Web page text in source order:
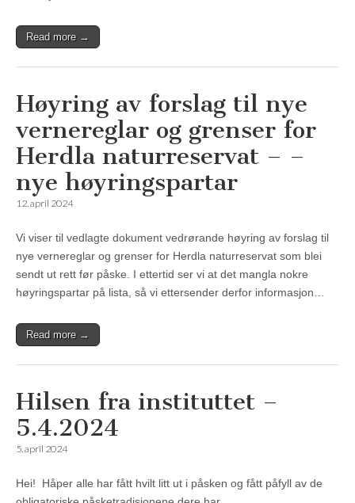
Read more →
Høyring av forslag til nye
vernereglar og grenser for
Herdla naturreservat – –
nye høyringspartar
12. april 2024
Vi viser til vedlagte dokument vedrørande høyring av forslag til
nye vernereglar og grenser for Herdla naturreservat som blei
sendt ut rett før påske. I ettertid ser vi at det mangla nokre
høyringspartar på lista, så vi ettersender derfor informasjon…
Read more →
Hilsen fra instituttet –
5.4.2024
5. april 2024
Hei! Håper alle har fått hvilt litt ut i påsken og fått påfyll av de